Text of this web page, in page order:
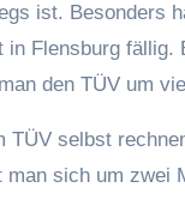
ist. Besonders
Flensburg fällig.
den TÜV um
selbst
sich um zwei